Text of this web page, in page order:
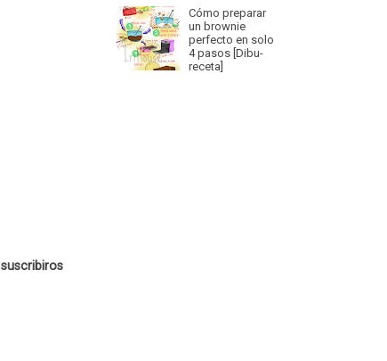
suscribiros
Cómo preparar
un brownie
perfecto en solo
4 pasos [Dibu-
receta]